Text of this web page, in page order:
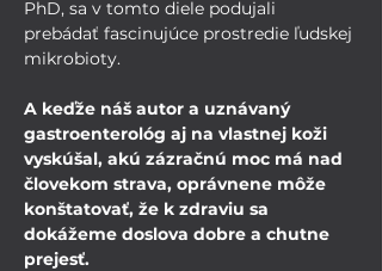
PhD, sa v tomto diele podujali
prebádať fascinujúce prostredie ľudskej
mikrobioty.
A keďže náš autor a uznávaný
gastroenterológ aj na vlastnej koži
vyskúšal, akú zázračnú moc má nad
človekom strava, oprávnene môže
konštatovať, že k zdraviu sa
dokážeme doslova dobre a chutne
prejesť.